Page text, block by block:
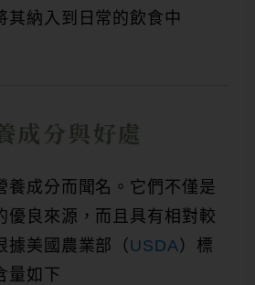
其納入到日常的飲食中
成分與好處
養成分而聞名。它們不僅是
優良來源，而且具有相對較
據美國農業部（ USDA ）標
量如下